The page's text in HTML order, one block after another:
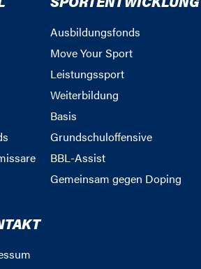
Ausbildungsfonds
Move Your Sport
Leistungssport
Weiterbildung
Basis
Grundschuloffensive
BBL-Assist
Gemeinsam gegen Doping